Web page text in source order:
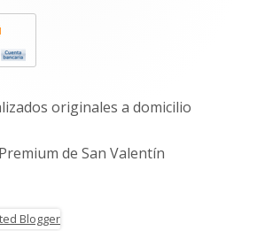
originales a domicilio
de San Valentín